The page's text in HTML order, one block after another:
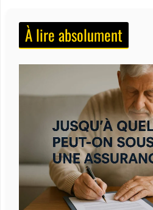
À lire absolument